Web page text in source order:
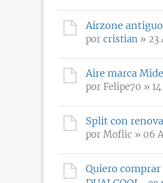
Airzone
por cristian » 23
Aire marca
por Felipe70 »
Split con
por Moflic » 06
Quiero